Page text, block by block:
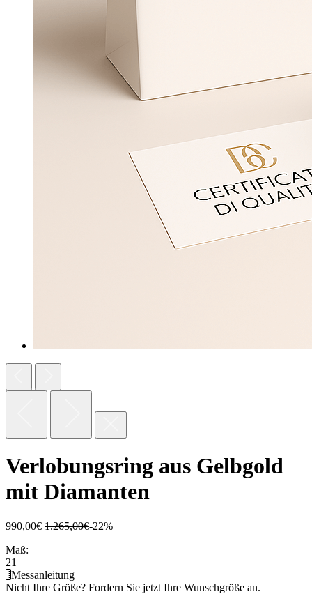
Verlobungsring aus Gelbgold
mit Diamanten
990,00€ 1.265,00€-22%
Maß:
21
Messanleitung
Nicht Ihre Größe? Fordern Sie jetzt Ihre Wunschgröße an.